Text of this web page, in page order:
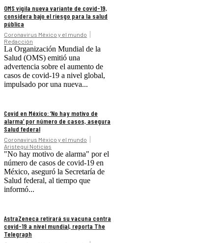
OMS vigila nueva variante de covid-19,
considera bajo el riesgo para la salud
pública
Coronavirus México y el mundo
Redacción
La Organización Mundial de la
Salud (OMS) emitió una
advertencia sobre el aumento de
casos de covid-19 a nivel global,
impulsado por una nueva...
Covid en México: ‘No hay motivo de
alarma’ por número de casos, asegura
Salud federal
Coronavirus México y el mundo
Aristegui Noticias
"No hay motivo de alarma" por el
número de casos de covid-19 en
México, aseguró la Secretaría de
Salud federal, al tiempo que
informó...
AstraZeneca retirará su vacuna contra
covid-19 a nivel mundial, reporta The
Telegraph